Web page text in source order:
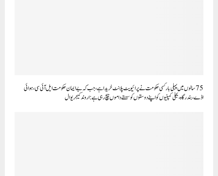
75 سالوں میں پہلی بار کسی حکومت نے پرائیویٹ پلانٹ خریدا ہے، جب کہ بے ایمان حکومت ایل آئی سی، ہوائی
اڈے، بندرگاہ، بجلی کمپنیوں کو اپنے دوستوں کو سستے داموں بیچ رہی ہے: اروند کیجریوال